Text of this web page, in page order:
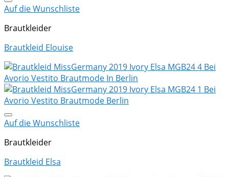
Auf die Wunschliste
Brautkleider
Brautkleid Elouise
Auf die Wunschliste
Brautkleider
Brautkleid Elsa